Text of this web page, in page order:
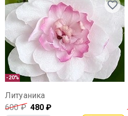
-20%
Литуаника
600₽ 480 ₽